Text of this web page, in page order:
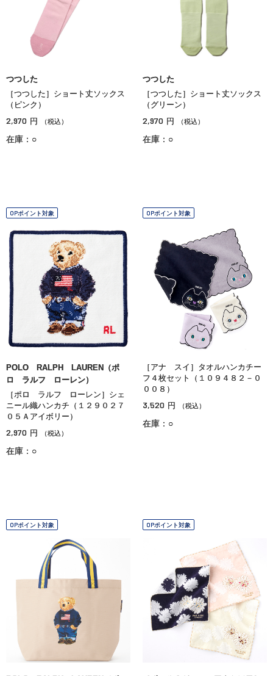
つつした
［つつした］ショート丈ソックス
（ピンク）
2,970 円 （税込）
在庫：○
つつした
［つつした］ショート丈ソックス
（グリーン）
2,970 円 （税込）
在庫：○
OPポイント対象
POLO RALPH LAUREN（ポ
ロ ラルフ ローレン）
［ポロ ラルフ ローレン］シェ
ニール織ハンカチ（１２９０２７
０５Ａアイボリー）
2,970 円 （税込）
在庫：○
OPポイント対象
［アナ スイ］タオルハンカチー
フ４枚セット（１０９４８２－０
００８）
3,520 円 （税込）
在庫：○
OPポイント対象 OPポイント対象